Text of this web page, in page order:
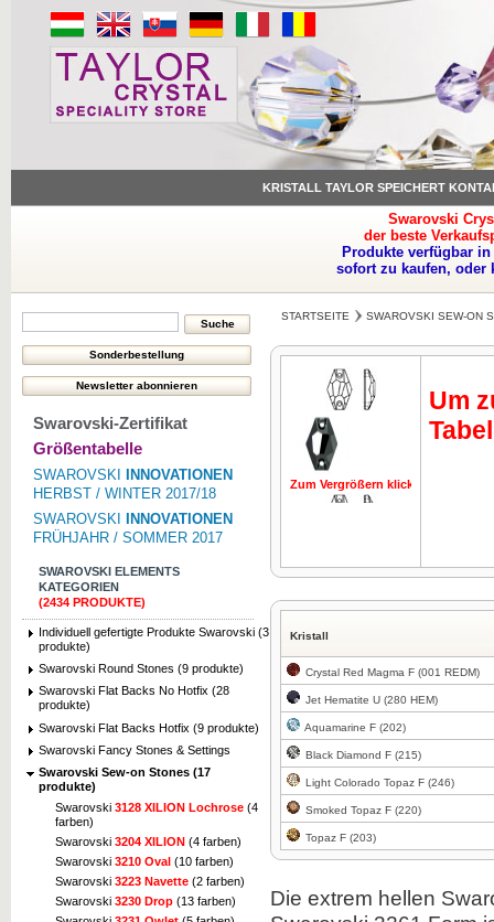
KRISTALL TAYLOR SPEICHERT
Swarovski
der beste
Produkte verfügbar
sofort zu kaufen, oder
Swarovski-Zertifikat
Größentabelle
SWAROVSKI
INNOVATIONEN
HERBST / WINTER 2017/18
SWAROVSKI
INNOVATIONEN
FRÜHJAHR / SOMMER 2017
SWAROVSKI ELEMENTS
KATEGORIEN
(2434 PRODUKTE)
Individuell gefertigte Produkte Swarovski (3
produkte)
Swarovski Round Stones (9 produkte)
Swarovski Flat Backs No Hotfix (28
produkte)
Swarovski Flat Backs Hotfix (9 produkte)
Swarovski Fancy Stones & Settings
Swarovski Sew-on Stones (17
produkte)
Swarovski 3128 XILION Lochrose (4
farben)
Swarovski 3204 XILION (4 farben)
Swarovski 3210 Oval (10 farben)
Swarovski 3223 Navette (2 farben)
Swarovski 3230 Drop (13 farben)
STARTSEITE SWAROVSKI SEW-ON
Zum Vergrößern klicken
Zum Vergrößern klickenZum
Um
Kristall
Crystal Red Magma F (001 REDM)
Jet Hematite U (280 HEM)
Aquamarine F (202)
Black Diamond F (215)
Light Colorado Topaz F (246)
Smoked Topaz F (220)
Topaz F (203)
Die extrem hellen